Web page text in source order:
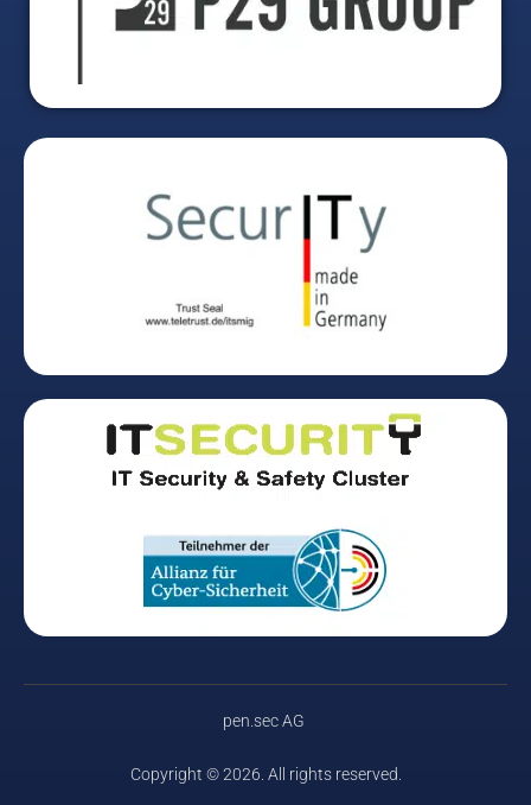
pen.sec AG
Copyright © 2026. All rights reserved.